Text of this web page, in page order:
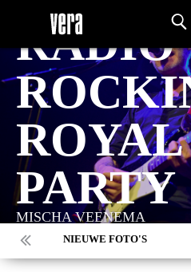
RADIO
PARTY
MISCHA VEENEMA
NIEUWE FOTO'S